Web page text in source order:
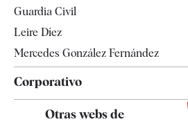
Guardia Civil
Leire Díez
Mercedes González Fernández
Corporativo
Otras webs de